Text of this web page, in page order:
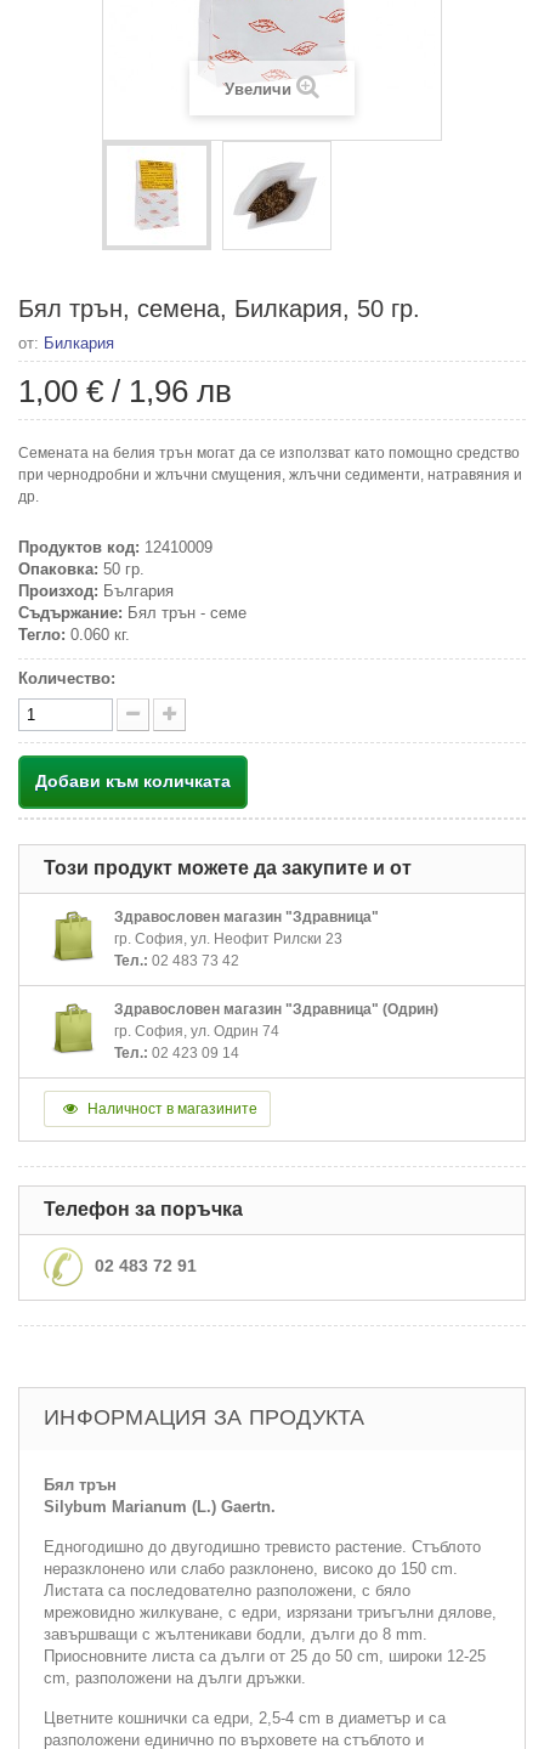
Увеличи
Бял трън, семена, Билкария, 50 гр.
от: Билкария
1,00 € / 1,96 лв
Семената на белия трън могат да се използват като помощно средство
при чернодробни и жлъчни смущения, жлъчни седименти, натравяния и
др.
Продуктов код: 12410009
Опаковка: 50 гр.
Произход: България
Съдържание: Бял трън - семе
Тегло: 0.060 кг.
Количество:
Добави към количката
Този продукт можете да закупите и от
Здравословен магазин "Здравница"
гр. София, ул. Неофит Рилски 23
Тел.: 02 483 73 42
Здравословен магазин "Здравница" (Одрин)
гр. София, ул. Одрин 74
Тел.: 02 423 09 14
Наличност в магазините
Телефон за поръчка
02 483 72 91
ИНФОРМАЦИЯ ЗА ПРОДУКТА
Бял трън
Silybum Marianum (L.) Gaertn.
Едногодишно до двугодишно тревисто растение. Стъблото
неразклонено или слабо разклонено, високо до 150 cm.
Листата са последователно разположени, с бяло
мрежовидно жилкуване, с едри, изрязани триъгълни дялове,
завършващи с жълтеникави бодли, дълги до 8 mm.
Приосновните листа са дълги от 25 до 50 cm, широки 12-25
cm, разположени на дълги дръжки.
Цветните кошнички са едри, 2,5-4 cm в диаметър и са
разположени единично по върховете на стъблото и